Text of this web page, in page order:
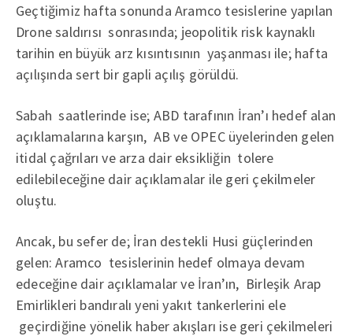
Geçtiğimiz hafta sonunda Aramco tesislerine yapılan
Drone saldırısı sonrasında; jeopolitik risk kaynaklı
tarihin en büyük arz kısıntısının yaşanması ile; hafta
açılışında sert bir gapli açılış görüldü.
Sabah saatlerinde ise; ABD tarafının İran’ı hedef alan
açıklamalarına karşın, AB ve OPEC üyelerinden gelen
itidal çağrıları ve arza dair eksikliğin tolere
edilebileceğine dair açıklamalar ile geri çekilmeler
oluştu.
Ancak, bu sefer de; İran destekli Husi güçlerinden
gelen: Aramco tesislerinin hedef olmaya devam
edeceğine dair açıklamalar ve İran’ın, Birleşik Arap
Emirlikleri bandıralı yeni yakıt tankerlerini ele
geçirdiğine yönelik haber akışları ise geri çekilmeleri